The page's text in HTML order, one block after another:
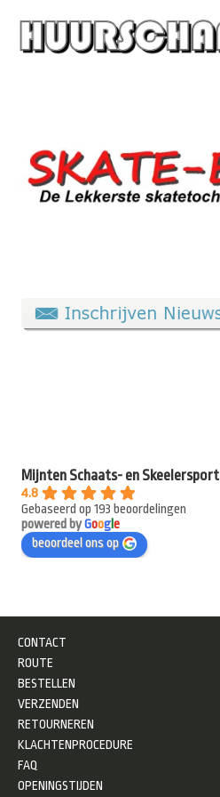
Mijnten Schaats- en Skeelersport
4.8
Gebaseerd op 193 beoordelingen
powered byGooge
beoordeel ons op
CONTACT
ROUTE
BESTELLEN
VERZENDEN
RETOURNEREN
KLACHTENPROCEDURE
FAQ
OPENINGSTIJDEN